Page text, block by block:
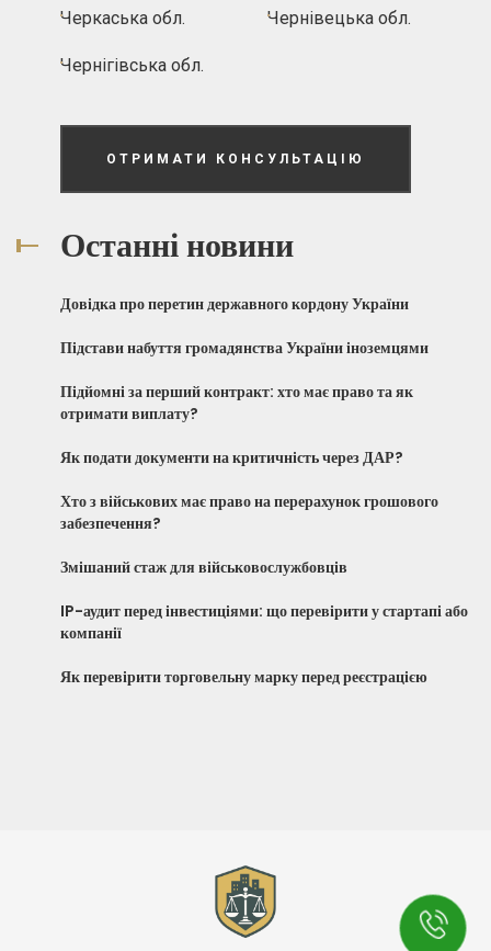
Черкаська обл. Чернівецька обл.
Чернігівська обл.
ОТРИМАТИ КОНСУЛЬТАЦІЮ
Останні новини
Довідка про перетин державного кордону України
Підстави набуття громадянства України іноземцями
Підйомні за перший контракт: хто має право та як
отримати виплату?
Як подати документи на критичність через ДАР?
Хто з військових має право на перерахунок грошового
забезпечення?
Змішаний стаж для військовослужбовців
IP-аудит перед інвестиціями: що перевірити у стартапі або
компанії
Як перевірити торговельну марку перед реєстрацією